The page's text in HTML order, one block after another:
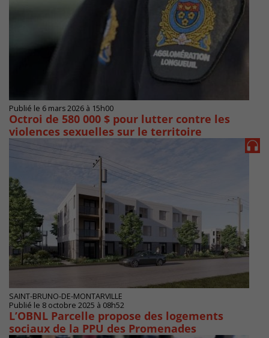
Publié le 6 mars 2026 à 15h00
Octroi de 580 000 $ pour lutter contre les
violences sexuelles sur le territoire
SAINT-BRUNO-DE-MONTARVILLE
Publié le 8 octobre 2025 à 08h52
L’OBNL Parcelle propose des logements
sociaux de la PPU des Promenades